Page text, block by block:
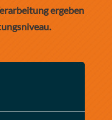
ergeben